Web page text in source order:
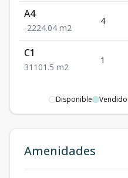
A4
-2224.04 m2
4
C1
31 101.5 m2
1
Disponible Vendido
Amenidades